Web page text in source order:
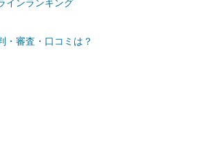
インランキング
・審査・口コミは？